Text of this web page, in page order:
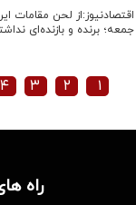
اقتصادنیوز:از لحن مقامات
جمعه؛ برنده و بازنده‌ای
۱ ۲ ۳ ۴
راه